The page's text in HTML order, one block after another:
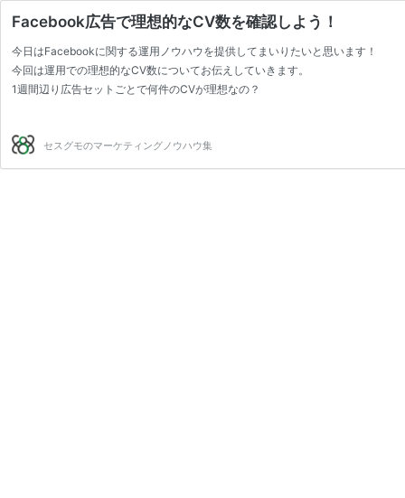
Facebook広告で理想的なCV数を確認しよう！
今日はFacebookに関する運用ノウハウを提供してまいりたいと思います！
今回は運用での理想的なCV数についてお伝えしていきます。
1週間辺り広告セットごとで何件のCVが理想なの？
最低でも1週間辺り広告セットごとで20件のCVは欲しいところです。
十分なCVデータがあることで、アルゴリズムの精度が上がり効率化が進みます
セスグモのマーケティングノウハウ集